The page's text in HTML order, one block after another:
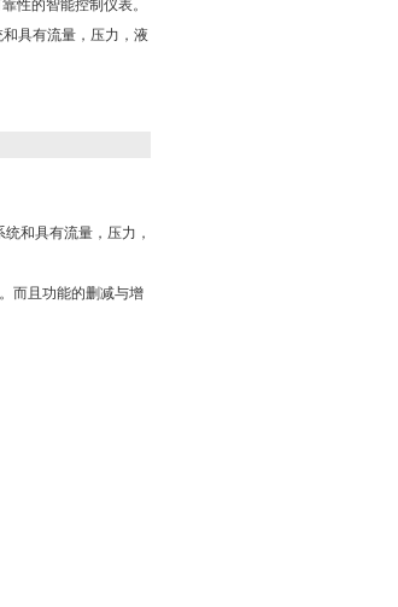
性的智能控制仪表。
具有流量，压力，液
和具有流量，压力，
而且功能的删减与增